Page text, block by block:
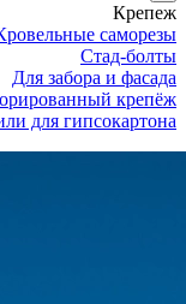
Крепеж
саморезы
Стад-болты
Для забора и фасада
крепёж
для гипсокартона